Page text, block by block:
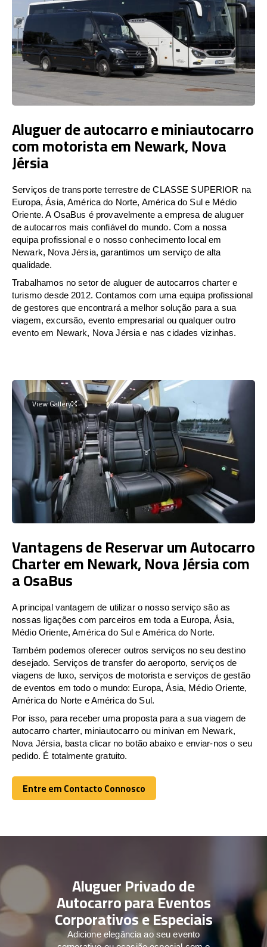
Aluguer de autocarro e miniautocarro
com motorista em Newark, Nova
Jérsia
Serviços de transporte terrestre de CLASSE SUPERIOR na
Europa, Ásia, América do Norte, América do Sul e Médio
Oriente. A OsaBus é provavelmente a empresa de aluguer
de autocarros mais confiável do mundo. Com a nossa
equipa profissional e o nosso conhecimento local em
Newark, Nova Jérsia, garantimos um serviço de alta
qualidade.
Trabalhamos no setor de aluguer de autocarros charter e
turismo desde 2012. Contamos com uma equipa profissional
de gestores que encontrará a melhor solução para a sua
viagem, excursão, evento empresarial ou qualquer outro
evento em Newark, Nova Jérsia e nas cidades vizinhas.
View Gallery
Vantagens de Reservar um Autocarro
Charter em Newark, Nova Jérsia com
a OsaBus
A principal vantagem de utilizar o nosso serviço são as
nossas ligações com parceiros em toda a Europa, Ásia,
Médio Oriente, América do Sul e América do Norte.
Também podemos oferecer outros serviços no seu destino
desejado. Serviços de transfer do aeroporto, serviços de
viagens de luxo, serviços de motorista e serviços de gestão
de eventos em todo o mundo: Europa, Ásia, Médio Oriente,
América do Norte e América do Sul.
Por isso, para receber uma proposta para a sua viagem de
autocarro charter, miniautocarro ou minivan em Newark,
Nova Jérsia, basta clicar no botão abaixo e enviar-nos o seu
pedido. É totalmente gratuito.
Entre em Contacto Connosco
Entre em Contacto Connosco
Aluguer Privado de
Autocarro para Eventos
Corporativos e Especiais
Adicione elegância ao seu evento